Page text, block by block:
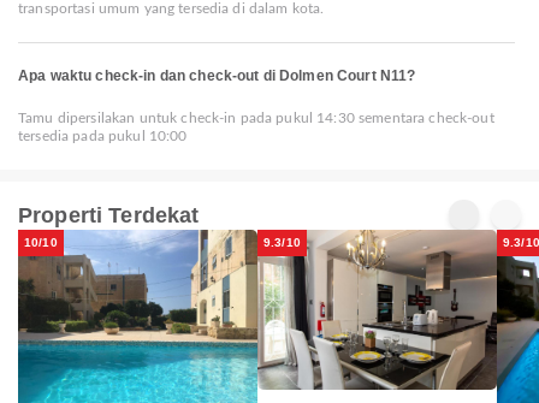
transportasi umum yang tersedia di dalam kota.
Apa waktu check-in dan check-out di Dolmen Court N11?
Tamu dipersilakan untuk check-in pada pukul 14:30 sementara check-out
tersedia pada pukul 10:00
Properti Terdekat
10/10 9.3/10 9.3/10